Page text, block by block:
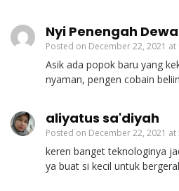
Nyi Penengah
Posted on December 22, 2021 at
Asik ada popok baru yang
nyaman, pengen cobain
aliyatus sa'diyah
Posted on December 22, 2021 at
keren banget teknologinya
ya buat si kecil untuk